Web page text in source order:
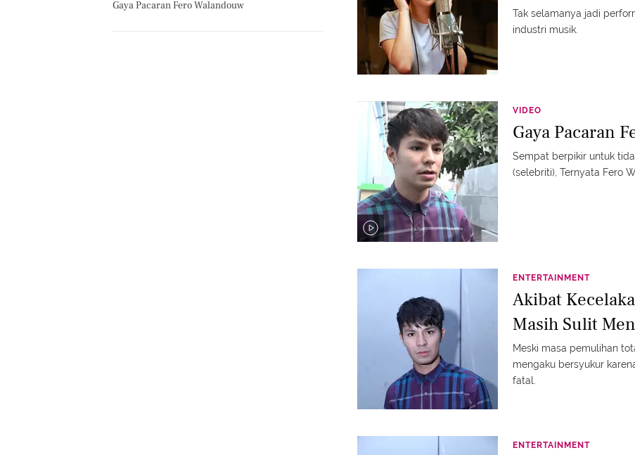
Gaya Pacaran Fero Walandouw
Tak selamanya jadi
industri musik.
VIDEO
Gaya Pacaran
Sempat berpikir untuk
(selebriti), Ternyata Fero
ENTERTAINMENT
Akibat
Masih Sulit
Meski masa pemulihan
mengaku bersyukur
fatal.
ENTERTAINMENT